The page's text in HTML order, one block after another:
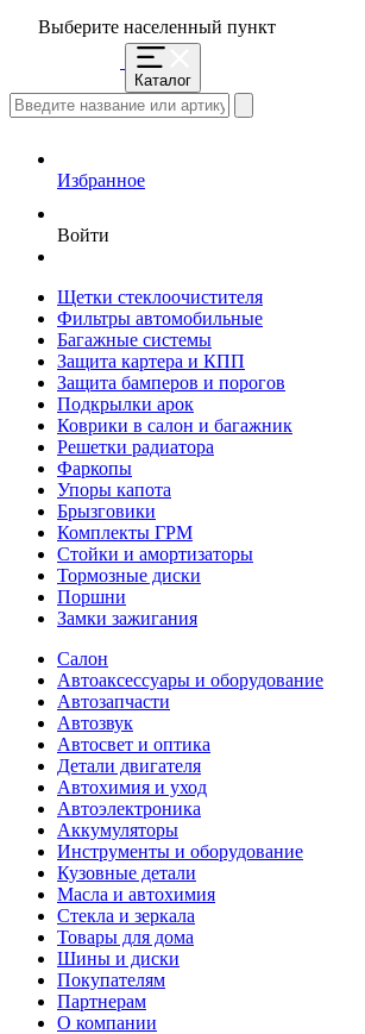
Выберите населенный пункт
Каталог
Избранное
Войти
Щетки стеклоочистителя
Фильтры автомобильные
Багажные системы
Защита картера и КПП
Защита бамперов и порогов
Подкрылки арок
Коврики в салон и багажник
Решетки радиатора
Фаркопы
Упоры капота
Брызговики
Комплекты ГРМ
Стойки и амортизаторы
Тормозные диски
Поршни
Замки зажигания
Салон
Автоаксессуары и оборудование
Автозапчасти
Автозвук
Автосвет и оптика
Детали двигателя
Автохимия и уход
Автоэлектроника
Аккумуляторы
Инструменты и оборудование
Кузовные детали
Масла и автохимия
Стекла и зеркала
Товары для дома
Шины и диски
Покупателям
Партнерам
О компании